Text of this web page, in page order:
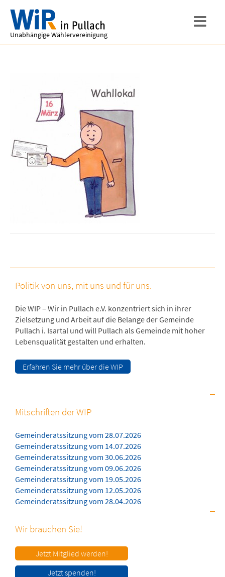
Unabhängige Wählervereinigung
Politik von uns, mit uns und für uns.
Die WIP – Wir in Pullach e.V. konzentriert sich in ihrer
Zielsetzung und Arbeit auf die Belange der Gemeinde
Pullach i. Isartal und will Pullach als Gemeinde mit hoher
Lebensqualität gestalten und erhalten.
Erfahren Sie mehr über die WIP
Mitschriften der WIP
Gemeinderatssitzung vom 28.07.2026
Gemeinderatssitzung vom 14.07.2026
Gemeinderatssitzung vom 30.06.2026
Gemeinderatssitzung vom 09.06.2026
Gemeinderatssitzung vom 19.05.2026
Gemeinderatssitzung vom 12.05.2026
Gemeinderatssitzung vom 28.04.2026
Wir brauchen Sie!
Jetzt Mitglied werden!
Jetzt spenden!